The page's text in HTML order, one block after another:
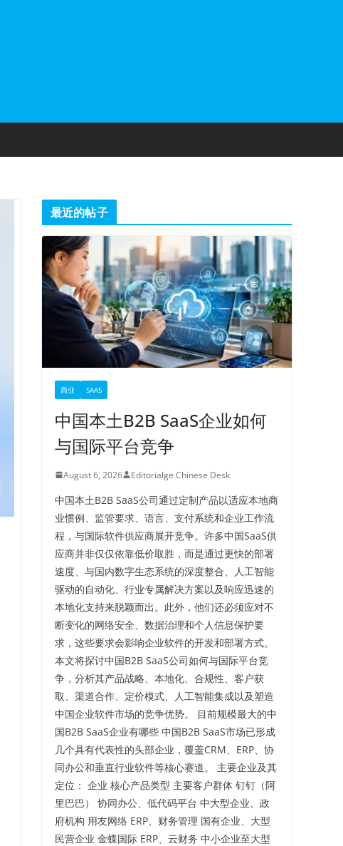
最近的帖子
商业 SAAS
中国本土B2B SaaS企业如何
与国际平台竞争
August 6, 2026 Editorialge Chinese Desk
中国本土B2B SaaS公司通过定制产品以适应本地商
业惯例、监管要求、语言、支付系统和企业工作流
程，与国际软件供应商展开竞争。许多中国SaaS供
应商并非仅仅依靠低价取胜，而是通过更快的部署
速度、与国内数字生态系统的深度整合、人工智能
驱动的自动化、行业专属解决方案以及响应迅速的
本地化支持来脱颖而出。此外，他们还必须应对不
断变化的网络安全、数据治理和个人信息保护要
求，这些要求会影响企业软件的开发和部署方式。
本文将探讨中国B2B SaaS公司如何与国际平台竞
争，分析其产品战略、本地化、合规性、客户获
取、渠道合作、定价模式、人工智能集成以及塑造
中国企业软件市场的竞争优势。 目前规模最大的中
国B2B SaaS企业有哪些 中国B2B SaaS市场已形成
几个具有代表性的头部企业，覆盖CRM、ERP、协
同办公和垂直行业软件等核心赛道。 主要企业及其
定位： 企业 核心产品类型 主要客户群体 钉钉（阿
里巴巴） 协同办公、低代码平台 中大型企业、政
府机构 用友网络 ERP、财务管理 国有企业、大型
民营企业 金蝶国际 ERP、云财务 中小企业至大型